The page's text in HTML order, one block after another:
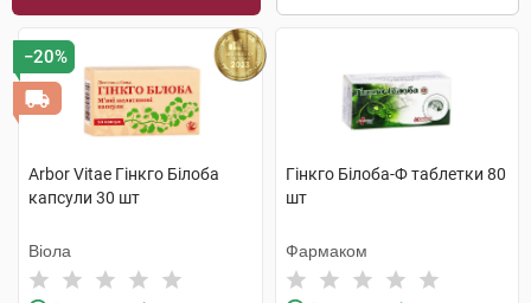
−20%
Arbor Vitae Гінкго Білоба
капсули 30 шт
Віола
Гінкго Білоба-Ф таблетки 80
шт
Фармаком